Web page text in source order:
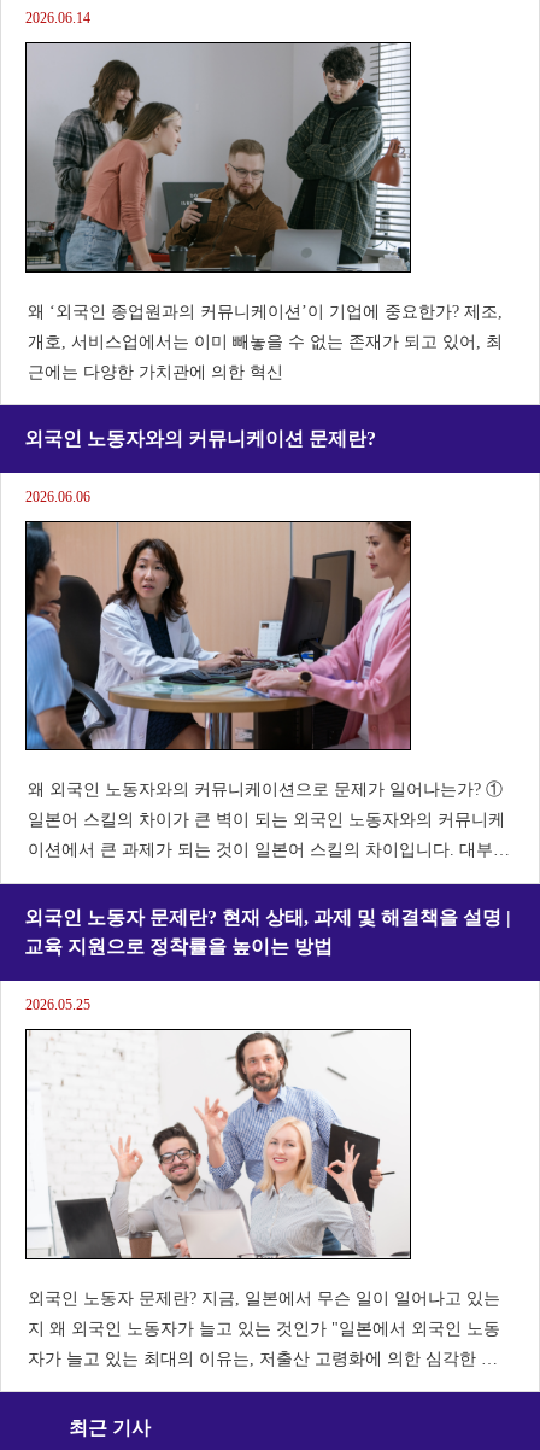
2026.06.14
왜 ‘외국인 종업원과의 커뮤니케이션’이 기업에 중요한가? 제조,
개호, 서비스업에서는 이미 빼놓을 수 없는 존재가 되고 있어, 최
근에는 다양한 가치관에 의한 혁신
외국인 노동자와의 커뮤니케이션 문제란?
2026.06.06
왜 외국인 노동자와의 커뮤니케이션으로 문제가 일어나는가? ①
일본어 스킬의 차이가 큰 벽이 되는 외국인 노동자와의 커뮤니케
이션에서 큰 과제가 되는 것이 일본어 스킬의 차이입니다. 대부분
의 경우 일상 대화는 가능하지만 업무에서 사용하는 전문 용어나
모호한 표현까지는 이해할 수 없습니다. "
외국인 노동자 문제란? 현재 상태, 과제 및 해결책을 설명 |
교육 지원으로 정착률을 높이는 방법
2026.05.25
외국인 노동자 문제란? 지금, 일본에서 무슨 일이 일어나고 있는
지 왜 외국인 노동자가 늘고 있는 것인가 "일본에서 외국인 노동
자가 늘고 있는 최대의 이유는, 저출산 고령화에 의한 심각한 인
력 부족입니다.노동 인구의 감소에 의해, 제조업이나 개호, 건설,
숙박·음식 등 많은 업계에서 일본인만으로는 인재를 확보할 수 없
최근 기사